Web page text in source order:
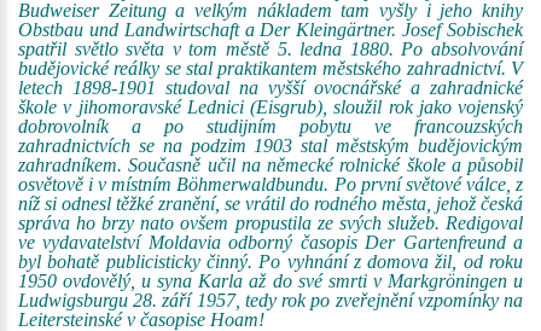
Budweiser Zeitung a velkým nákladem tam vyšly i jeho knihy
Obstbau und Landwirtschaft a Der Kleingärtner. Josef Sobischek
spatřil světlo světa v tom městě 5. ledna 1880. Po absolvování
budějovické reálky se stal praktikantem městského zahradnictví. V
letech 1898-1901 studoval na vyšší ovocnářské a zahradnické
škole v jihomoravské Lednici (Eisgrub), sloužil rok jako vojenský
dobrovolník a po studijním pobytu ve francouzských
zahradnictvích se na podzim 1903 stal městským budějovickým
zahradníkem. Současně učil na německé rolnické škole a působil
osvětově i v místním Böhmerwaldbundu. Po první světové válce, z
níž si odnesl těžké zranění, se vrátil do rodného města, jehož česká
správa ho brzy nato ovšem propustila ze svých služeb. Redigoval
ve vydavatelství Moldavia odborný časopis Der Gartenfreund a
byl bohatě publicisticky činný. Po vyhnání z domova žil, od roku
1950 ovdovělý, u syna Karla až do své smrti v Markgröningen u
Ludwigsburgu 28. září 1957, tedy rok po zveřejnění vzpomínky na
Leitersteinské v časopise Hoam!